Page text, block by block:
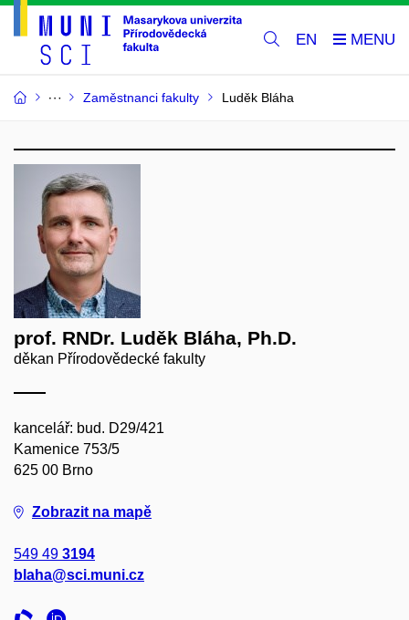
EN
Zaměstnanci fakulty Luděk Bláha
prof. RNDr. Luděk Bláha, Ph.D.
děkan Přírodovědecké fakulty
kancelář: bud. D29/421
Kamenice 753/5
625 00 Brno
Zobrazit na mapě
549 49 3194
blaha@sci.muni.cz